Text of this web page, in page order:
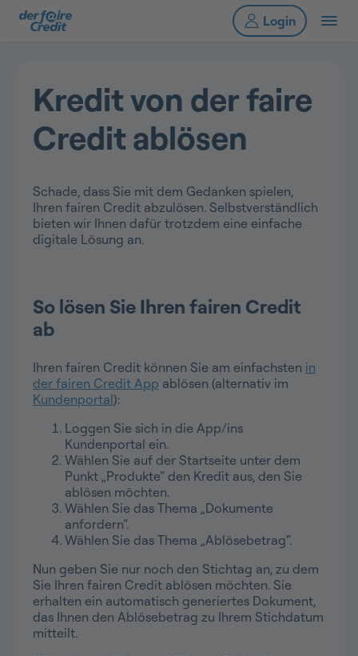
Kredit von der faire
Credit ablösen
Schade, dass Sie mit dem Gedanken spielen,
Ihren fairen Credit abzulösen. Selbstverständlich
bieten wir Ihnen dafür trotzdem eine einfache
digitale Lösung an.
So lösen Sie Ihren fairen Credit
ab
Ihren fairen Credit können Sie am einfachsten in
der fairen Credit App ablösen (alternativ im
Kundenportal):
Loggen Sie sich in die App/ins
Kundenportal ein.
Wählen Sie auf der Startseite unter dem
Punkt „Produkte“ den Kredit aus, den Sie
ablösen möchten.
Wählen Sie das Thema „Dokumente
anfordern“.
Wählen Sie das Thema „Ablösebetrag“.
Nun geben Sie nur noch den Stichtag an, zu dem
Sie Ihren fairen Credit ablösen möchten. Sie
erhalten ein automatisch generiertes Dokument,
das Ihnen den Ablösebetrag zu Ihrem Stichdatum
mitteilt.